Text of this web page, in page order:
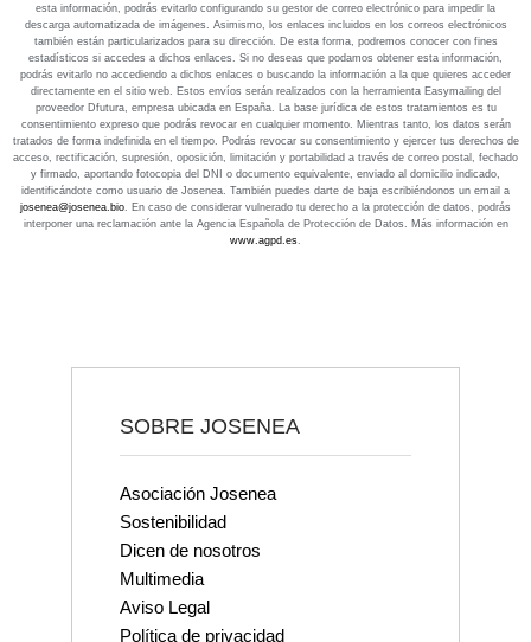
esta información, podrás evitarlo configurando su gestor de correo electrónico para impedir la
descarga automatizada de imágenes. Asimismo, los enlaces incluidos en los correos electrónicos
también están particularizados para su dirección. De esta forma, podremos conocer con fines
estadísticos si accedes a dichos enlaces. Si no deseas que podamos obtener esta información,
podrás evitarlo no accediendo a dichos enlaces o buscando la información a la que quieres acceder
directamente en el sitio web. Estos envíos serán realizados con la herramienta Easymailing del
proveedor Dfutura, empresa ubicada en España. La base jurídica de estos tratamientos es tu
consentimiento expreso que podrás revocar en cualquier momento. Mientras tanto, los datos serán
tratados de forma indefinida en el tiempo. Podrás revocar su consentimiento y ejercer tus derechos de
acceso, rectificación, supresión, oposición, limitación y portabilidad a través de correo postal, fechado
y firmado, aportando fotocopia del DNI o documento equivalente, enviado al domicilio indicado,
identificándote como usuario de Josenea. También puedes darte de baja escribiéndonos un email a
josenea@josenea.bio. En caso de considerar vulnerado tu derecho a la protección de datos, podrás
interponer una reclamación ante la Agencia Española de Protección de Datos. Más información en
www.agpd.es.
SOBRE JOSENEA
Asociación Josenea
Sostenibilidad
Dicen de nosotros
Multimedia
Aviso Legal
Política de privacidad